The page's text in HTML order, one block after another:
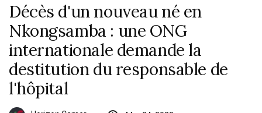
Décès d'un nouveau né en
Nkongsamba : une ONG
internationale demande la
destitution du responsable de
l'hôpital